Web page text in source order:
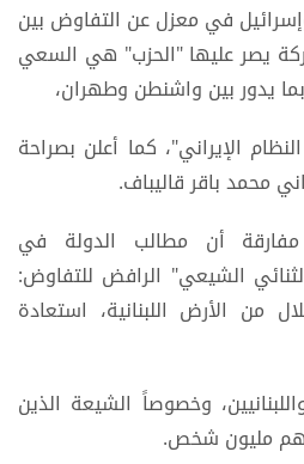
في معزل عن التفاوض بين
يصر عليها "الحزب" هي السعي
يدور بين واشنطن وطهران،
الإيراني"، كما أعلن بصراحة
محمد باقر قالیباف.
أن مطالب الدولة في
الشيعي" الرافض للتفاوض:
من الأرض اللبنانية، استعادة
وخصوصاً الشيعة الذين
مليون شخص.